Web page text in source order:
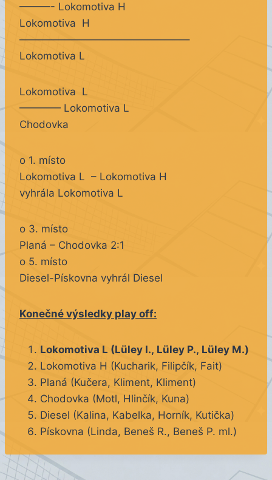
———- Lokomotiva H
Lokomotiva H
————————————————–
Lokomotiva L
Lokomotiva L
———— Lokomotiva L
Chodovka
o 1. místo
Lokomotiva L – Lokomotiva H
vyhrála Lokomotiva L
o 3. místo
Planá – Chodovka 2:1
o 5. místo
Diesel-Pískovna vyhrál Diesel
Konečné výsledky play off:
Lokomotiva L (Lüley I., Lüley P., Lüley M.)
Lokomotiva H (Kucharik, Filipčík, Fait)
Planá (Kučera, Kliment, Kliment)
Chodovka (Motl, Hlinčík, Kuna)
Diesel (Kalina, Kabelka, Horník, Kutička)
Pískovna (Linda, Beneš R., Beneš P. ml.)